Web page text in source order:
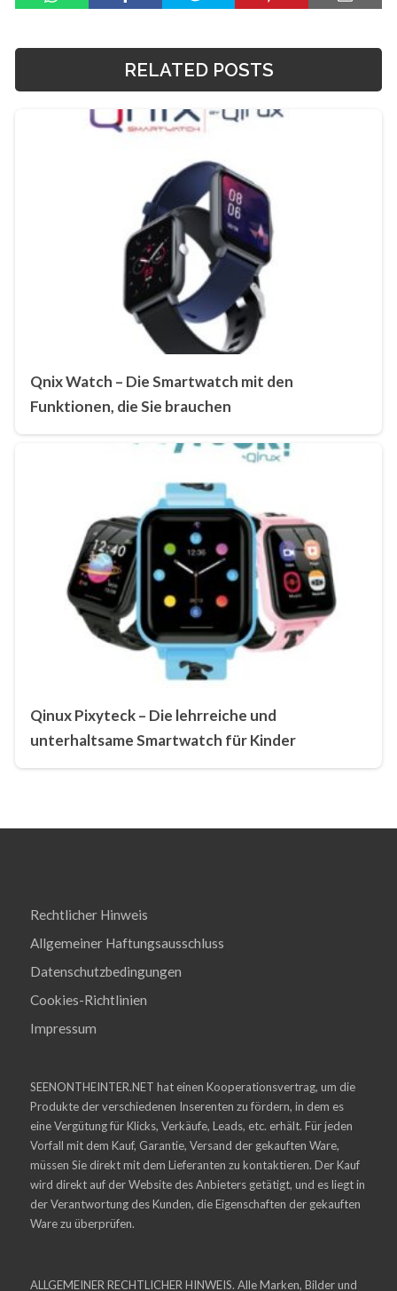
RELATED POSTS
Qnix Watch – Die Smartwatch mit den
Funktionen, die Sie brauchen
Qinux Pixyteck – Die lehrreiche und
unterhaltsame Smartwatch für Kinder
Rechtlicher Hinweis
Allgemeiner Haftungsausschluss
Datenschutzbedingungen
Cookies-Richtlinien
Impressum
SEENONTHEINTER.NET hat einen Kooperationsvertrag, um die
Produkte der verschiedenen Inserenten zu fördern, in dem es
eine Vergütung für Klicks, Verkäufe, Leads, etc. erhält. Für jeden
Vorfall mit dem Kauf, Garantie, Versand der gekauften Ware,
müssen Sie direkt mit dem Lieferanten zu kontaktieren. Der Kauf
wird direkt auf der Website des Anbieters getätigt, und es liegt in
der Verantwortung des Kunden, die Eigenschaften der gekauften
Ware zu überprüfen.
ALLGEMEINER RECHTLICHER HINWEIS. Alle Marken, Bilder und